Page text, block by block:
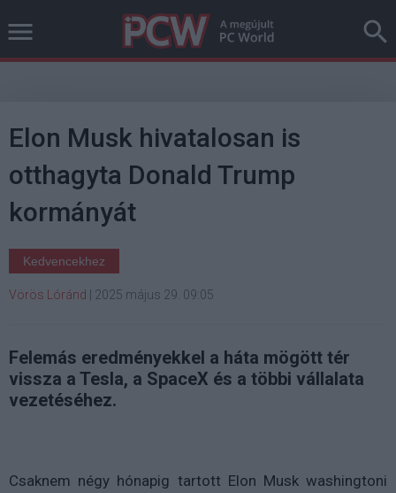
Elon Musk hivatalosan is
otthagyta Donald Trump
kormányát
Kedvencekhez
Vörös Lóránd 2025 május 29. 09:05
Felemás eredményekkel a háta mögött tér
vissza a Tesla, a SpaceX és a többi vállalata
vezetéséhez.
Csaknem négy hónapig tartott Elon Musk washingtoni